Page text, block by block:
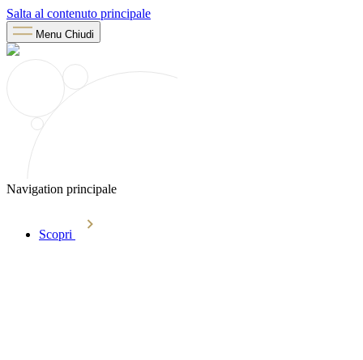
Salta al contenuto principale
Menu Chiudi
Navigation principale
Scopri